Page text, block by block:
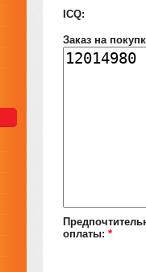
ICQ:
Заказ на
оплаты: *